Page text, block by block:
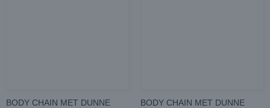
BODY CHAIN MET DUNNE
BODY CHAIN MET DUNNE